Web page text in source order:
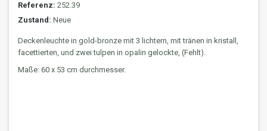
Referenz: 252.39
Zustand: Neue
Deckenleuchte in gold-bronze mit 3 lichtern, mit tränen in kristall,
facettierten, und zwei tulpen in opalin gelockte, (Fehlt).
Maße: 60 x 53 cm durchmesser.